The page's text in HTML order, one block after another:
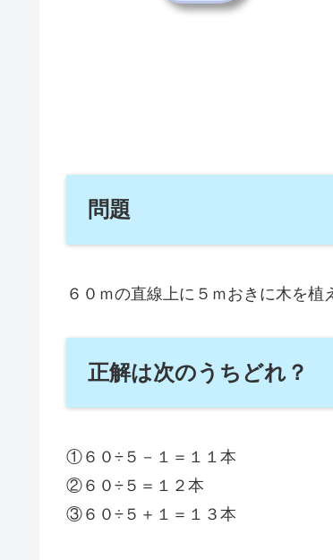
問題
６０ｍの直線上に５ｍおきに木を
正解は次のうちどれ？
①６０÷５－１＝１１本
②６０÷５＝１２本
③６０÷５＋１＝１３本